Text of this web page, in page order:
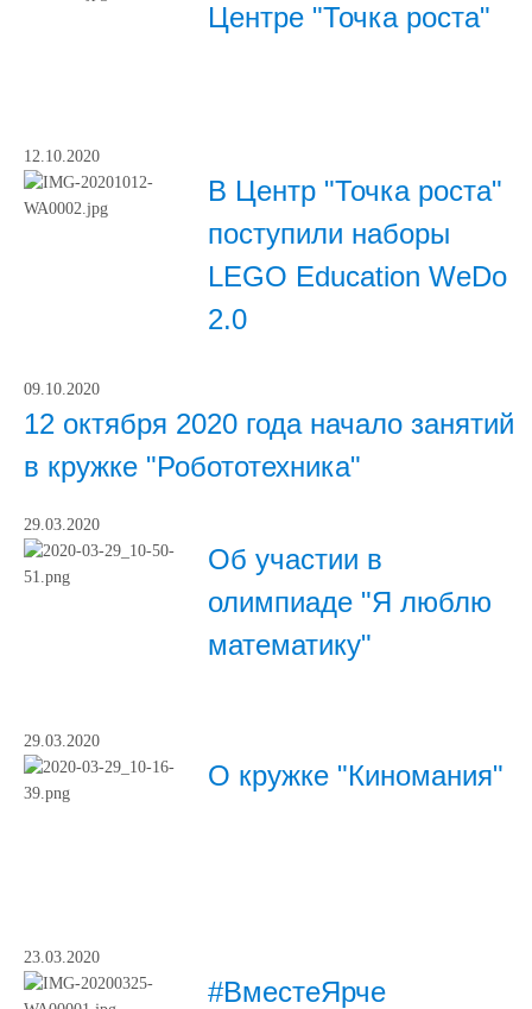
Центре "Точка роста"
12.10.2020
В Центр "Точка роста"
поступили наборы
LEGO Education WeDo
2.0
09.10.2020
12 октября 2020 года начало занятий
в кружке "Робототехника"
29.03.2020
Об участии в
олимпиаде "Я люблю
математику"
29.03.2020
О кружке "Киномания"
23.03.2020
#ВместеЯрче